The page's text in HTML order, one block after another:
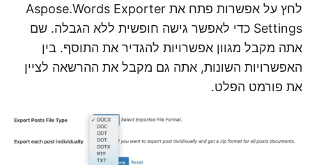
לחץ על אפשרות פתח את Aspose.Words Exporter
Settings כדי לאפשר גישה חופשית ללא הגבלה. שם
אתה מקבל מגוון אפשרויות להגדיר את התוסף. בין
האפשרויות השונות, אתה גם מקבל את ההרשאה לציין
את פורמט הפלט.